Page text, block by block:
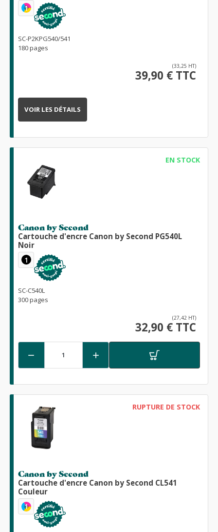
1
SC-P2KPG540/541
180 pages
(33,25 HT)
39,90 € TTC
VOIR LES DÉTAILS
EN STOCK
Canon by Second
Cartouche d'encre Canon by Second PG540L
Noir
1
SC-C540L
300 pages
(27,42 HT)
32,90 € TTC
 
RUPTURE DE STOCK
Canon by Second
Cartouche d'encre Canon by Second CL541
Couleur
1